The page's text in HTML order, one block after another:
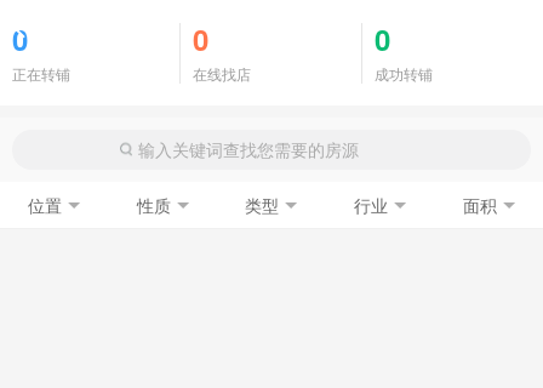
0
正在转铺
0
在线找店
0
成功转铺
位置 性质 类型 行业 面积